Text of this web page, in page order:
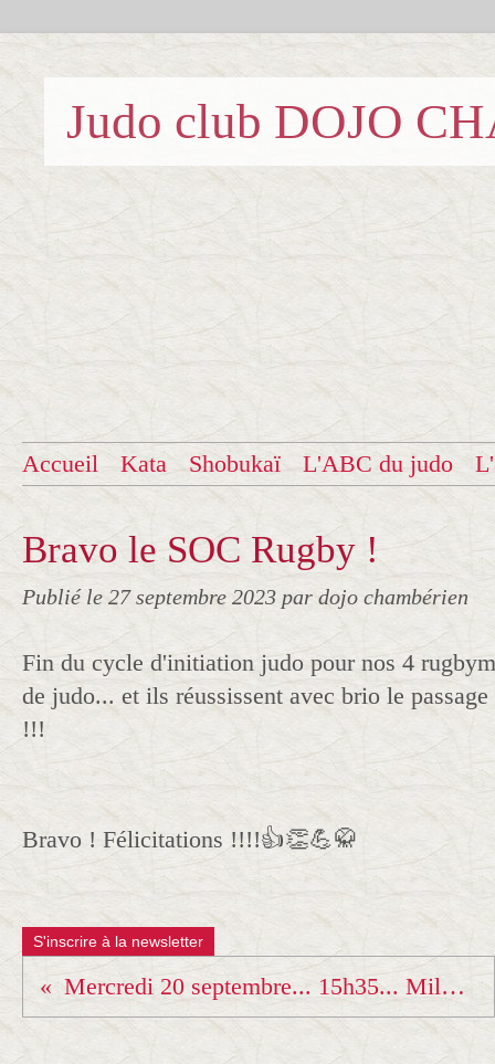
Judo club DOJO
Accueil Kata Shobukaï L'ABC du judo
Bravo le SOC Rugby !
Publié le 27 septembre 2023 par dojo chambérien
Fin du cycle d'initiation judo pour nos 4
de judo... et ils réussissent avec brio le
!!!
Bravo ! Félicitations !!!!👍👏💪🥋
S'inscrire à la newsletter
Mercredi 20 septembre... 15h35... Milo reçoit sa ceinture Orange !!!!